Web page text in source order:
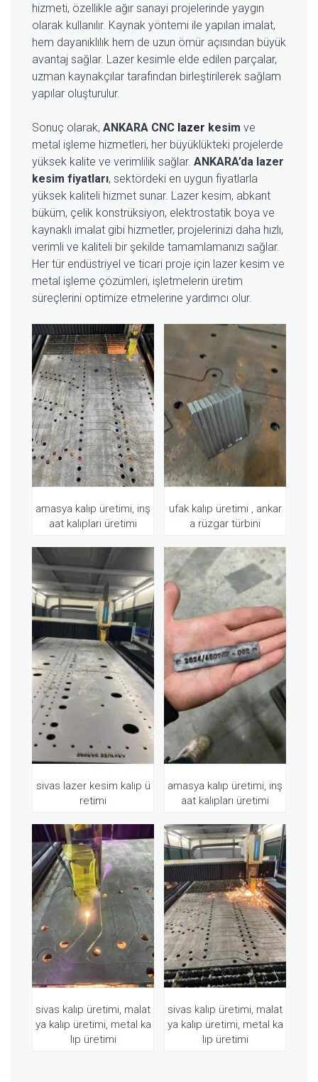
hizmeti, özellikle ağır sanayi projelerinde yaygın
olarak kullanılır. Kaynak yöntemi ile yapılan imalat,
hem dayanıklılık hem de uzun ömür açısından büyük
avantaj sağlar. Lazer kesimle elde edilen parçalar,
uzman kaynakçılar tarafından birleştirilerek sağlam
yapılar oluşturulur.
Sonuç olarak, ANKARA CNC lazer kesim ve
metal işleme hizmetleri, her büyüklükteki projelerde
yüksek kalite ve verimlilik sağlar. ANKARA’da lazer
kesim fiyatları, sektördeki en uygun fiyatlarla
yüksek kaliteli hizmet sunar. Lazer kesim, abkant
büküm, çelik konstrüksiyon, elektrostatik boya ve
kaynaklı imalat gibi hizmetler, projelerinizi daha hızlı,
verimli ve kaliteli bir şekilde tamamlamanızı sağlar.
Her tür endüstriyel ve ticari proje için lazer kesim ve
metal işleme çözümleri, işletmelerin üretim
süreçlerini optimize etmelerine yardımcı olur.
amasya kalıp üretimi, inş
aat kalıpları üretimi
ufak kalıp üretimi , ankar
a rüzgar türbini
sivas lazer kesim kalıp ü
retimi
amasya kalıp üretimi, inş
aat kalıpları üretimi
sivas kalıp üretimi, malat
ya kalıp üretimi, metal ka
lıp üretimi
sivas kalıp üretimi, malat
ya kalıp üretimi, metal ka
lıp üretimi